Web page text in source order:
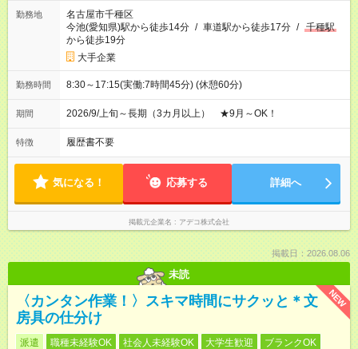
勤務地
名古屋市千種区
今池(愛知県)駅から徒歩14分 / 車道駅から徒歩17分 / 千種駅
から徒歩19分
大手企業
勤務時間 8:30～17:15(実働:7時間45分) (休憩60分)
期間 2026/9/上旬～長期（3カ月以上） ★9月～OK！
特徴 履歴書不要
気になる！ 応募する 詳細へ
掲載元企業名 アデコ株式会社
掲載日：2026.08.06
未読
NEW
〈カンタン作業！〉スキマ時間にサクッと＊文
房具の仕分け
派遣 職種未経験OK 社会人未経験OK 大学生歓迎
ブランクOK